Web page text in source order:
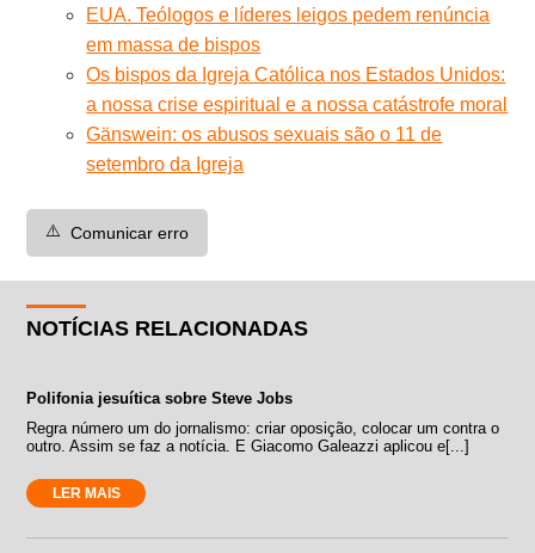
EUA. Teólogos e líderes leigos pedem renúncia
em massa de bispos
Os bispos da Igreja Católica nos Estados Unidos:
a nossa crise espiritual e a nossa catástrofe moral
Gänswein: os abusos sexuais são o 11 de
setembro da Igreja
⚠️ Comunicar erro
NOTÍCIAS RELACIONADAS
Polifonia jesuítica sobre Steve Jobs
Regra número um do jornalismo: criar oposição, colocar um contra o
outro. Assim se faz a notícia. E Giacomo Galeazzi aplicou e[...]
LER MAIS